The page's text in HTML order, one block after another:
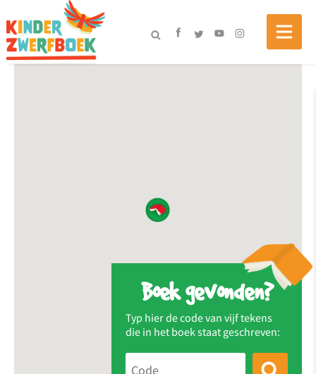
Boek gevonden?
Typ hier de code van vijf tekens
die in het boek staat geschreven: